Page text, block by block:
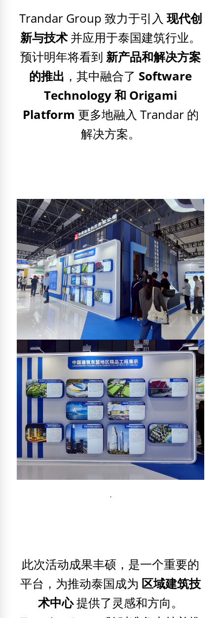
Trandar Group 致力于引入现代创
新与技术并应用于泰国建筑行业。
预计明年将看到 新产品和解决方案
的推出 ，其中融合了 Software
Technology 和 Origami
Platform 更多地融入 Trandar 的
解决方案。
'
此次活动成果丰硕，是一个重要的
平台，为推动泰国成为 区域建筑技
术中心提供了灵感和方向。